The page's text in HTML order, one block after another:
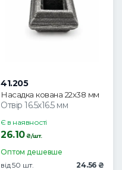
41.205
Насадка кована 22х38 мм
Отвір 16.5х16.5 мм
Є в наявності
26.10₴/шт.
Оптом дешевше
від 50 шт.
24.56 ₴